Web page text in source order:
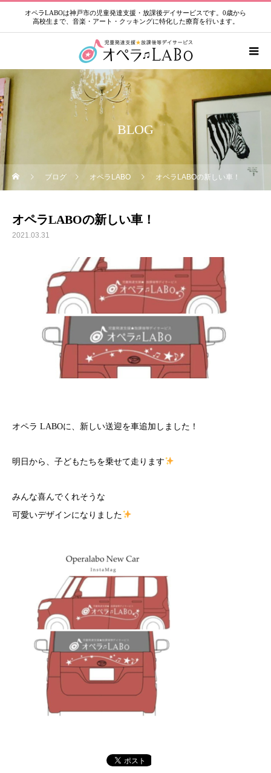
オペラLABOは神戸市の児童発達支援・放課後デイサービスです。0歳から
高校生まで、音楽・アート・クッキングに特化した療育を行います。
BLOG
ブログ オペラLABO オペラLABOの新しい車！
オペラLABOの新しい車！
2021.03.31
オペラ LABOに、新しい送迎を車追加しました！
明日から、子どもたちを乗せて走ります
みんな喜んでくれそうな
可愛いデザインになりました